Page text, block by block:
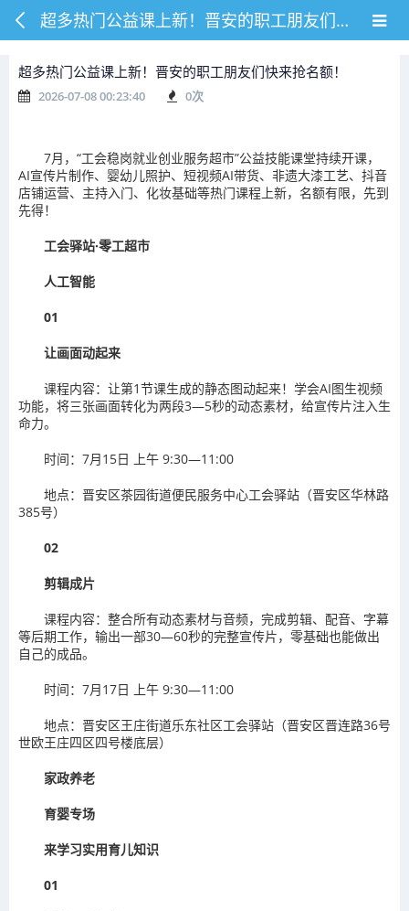
超多热门公益课上新！晋安的职工朋友们快来抢名额！
超多热门公益课上新！晋安的职工朋友们快来抢名额！
2026-07-08 00:23:40 0次
7月， “工会稳岗就业创业服务超市”公益技能课堂持续开课，
AI宣传片制作、婴幼儿照护、短视频AI带货、非遗大漆工艺、抖音
店铺运营、主持入门、化妆基础等热门课程上新，名额有限，先到
先得！
工会驿站·零工超市
人工智能
01
让画面动起来
课程内容：让第1节课生成的静态图动起来！学会AI图生视频
功能，将三张画面转化为两段3—5秒的动态素材，给宣传片注入生
命力。
时间：7月15日 上午 9:30—11:00
地点：晋安区茶园街道便民服务中心工会驿站（晋安区华林路
385号）
02
剪辑成片
课程内容：整合所有动态素材与音频，完成剪辑、配音、字幕
等后期工作，输出一部30—60秒的完整宣传片，零基础也能做出
自己的成品。
时间：7月17日 上午 9:30—11:00
地点：晋安区王庄街道乐东社区工会驿站（晋安区晋连路36号
世欧王庄四区四号楼底层）
家政养老
育婴专场
来学习实用育儿知识
01